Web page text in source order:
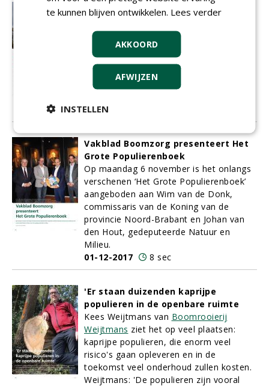
Mammoetboom Amstelstation krijgt
een nieuw leven op de Nieuwe
Ooster
De bomencollectie van de Nieuwe
Ooster heeft een nieuwe aanwinst. Op
een mooie plek centraal in het park is
een reeds oude mammoetboom
01-12-2017
Vakblad Boomzorg presenteert Het
Grote Populierenboek
Op maandag 6 november is het onlangs
verschenen ‘Het Grote Populierenboek’
aangeboden aan Wim van de Donk,
commissaris van de Koning van de
provincie Noord-Brabant en Johan van
den Hout, gedeputeerde Natuur en
Milieu.
01-12-2017
8 sec
'Er staan duizenden kaprijpe
populieren in de openbare ruimte
Kees Weijtmans van Boomrooierij
Weijtmans ziet het op veel plaatsen:
kaprijpe populieren, die enorm veel
risico's gaan opleveren en in de
toekomst veel onderhoud zullen kosten.
Weijtmans: 'De populieren zijn vooral
te kunnen blijven ontwikkelen. Lees verder
AKKOORD
AFWIJZEN
INSTELLEN